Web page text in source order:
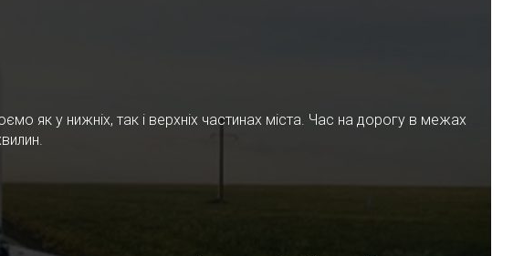
як у нижніх, так і верхніх частинах міста. Час на дорогу в межах